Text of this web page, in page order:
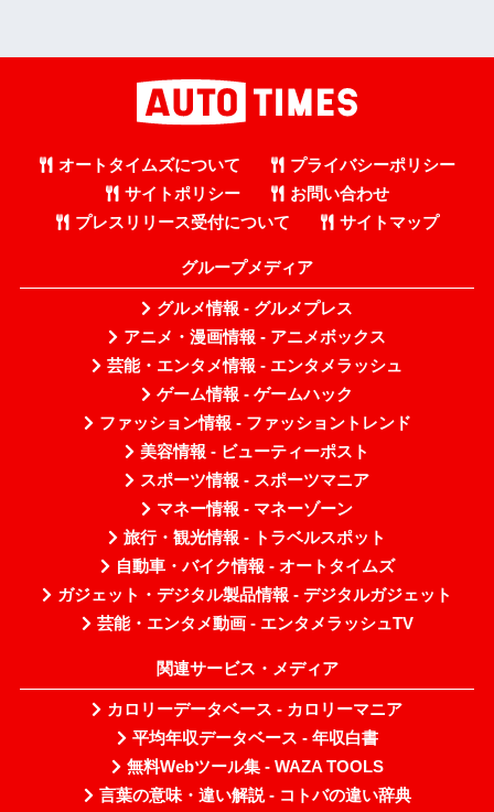
オートタイムズについて
プライバシーポリシー
サイトポリシー
お問い合わせ
プレスリリース受付について
サイトマップ
グループメディア
グルメ情報 - グルメプレス
アニメ・漫画情報 - アニメボックス
芸能・エンタメ情報 - エンタメラッシュ
ゲーム情報 - ゲームハック
ファッション情報 - ファッショントレンド
美容情報 - ビューティーポスト
スポーツ情報 - スポーツマニア
マネー情報 - マネーゾーン
旅行・観光情報 - トラベルスポット
自動車・バイク情報 - オートタイムズ
ガジェット・デジタル製品情報 - デジタルガジェット
芸能・エンタメ動画 - エンタメラッシュTV
関連サービス・メディア
カロリーデータベース - カロリーマニア
平均年収データベース - 年収白書
無料Webツール集 - WAZA TOOLS
言葉の意味・違い解説 - コトバの違い辞典